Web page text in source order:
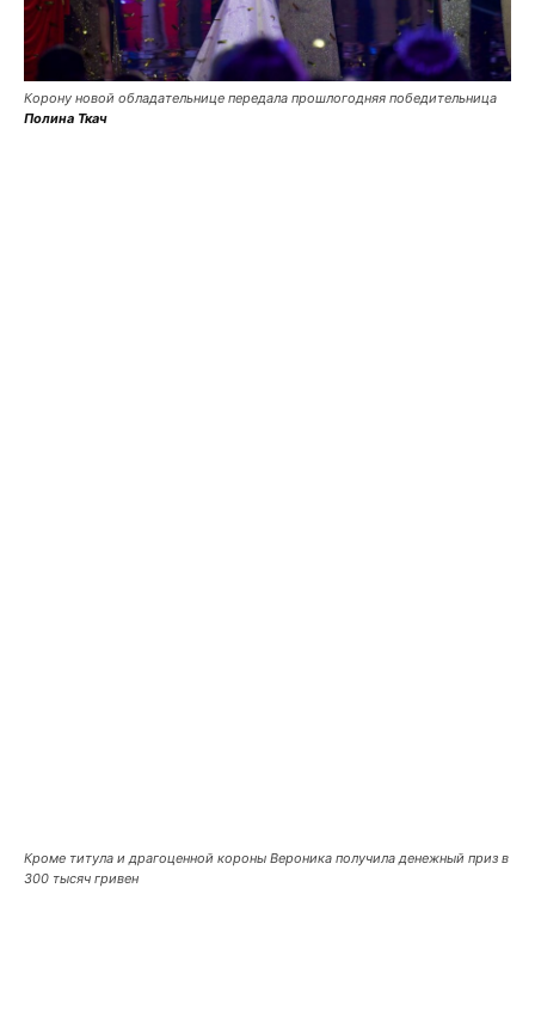
Корону новой обладательнице передала прошлогодняя победительница
Полина Ткач
Кроме титула и драгоценной короны Вероника получила денежный приз в
300 тысяч гривен